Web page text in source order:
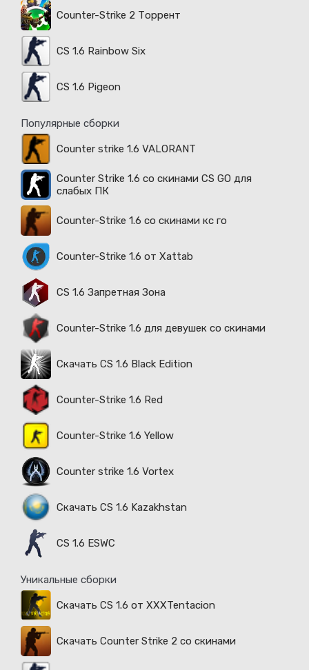
Counter-Strike 2 Торрент
CS 1.6 Rainbow Six
CS 1.6 Pigeon
Популярные сборки
Counter strike 1.6 VALORANT
Counter Strike 1.6 со скинами CS GO для
слабых ПК
Counter-Strike 1.6 со скинами кс го
Counter-Strike 1.6 от Xattab
CS 1.6 Запретная Зона
Counter-Strike 1.6 для девушек со скинами
Скачать CS 1.6 Black Edition
Counter-Strike 1.6 Red
Counter-Strike 1.6 Yellow
Counter strike 1.6 Vortex
Скачать CS 1.6 Kazakhstan
CS 1.6 ESWC
Уникальные сборки
Скачать CS 1.6 от XXXTentacion
Скачать Counter Strike 2 со скинами